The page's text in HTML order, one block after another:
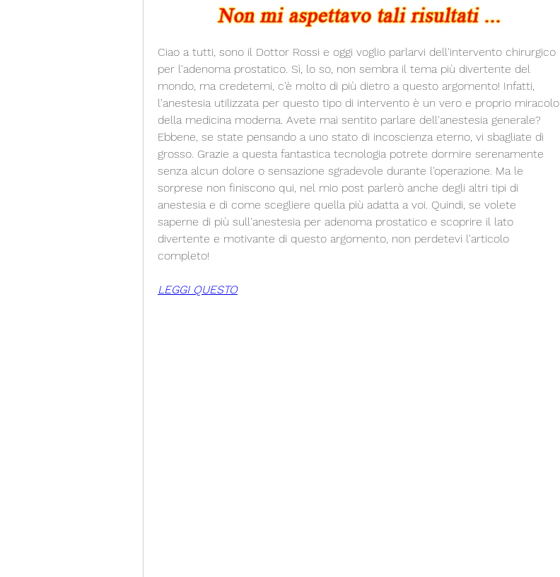
Ciao a tutti, sono il Dottor Rossi e oggi voglio parlarvi dell'intervento chirurgico
per l'adenoma prostatico. Sì, lo so, non sembra il tema più divertente del
mondo, ma credetemi, c'è molto di più dietro a questo argomento! Infatti,
l'anestesia utilizzata per questo tipo di intervento è un vero e proprio miracolo
della medicina moderna. Avete mai sentito parlare dell'anestesia generale?
Ebbene, se state pensando a uno stato di incoscienza eterno, vi sbagliate di
grosso. Grazie a questa fantastica tecnologia potrete dormire serenamente
senza alcun dolore o sensazione sgradevole durante l'operazione. Ma le
sorprese non finiscono qui, nel mio post parlerò anche degli altri tipi di
anestesia e di come scegliere quella più adatta a voi. Quindi, se volete
saperne di più sull'anestesia per adenoma prostatico e scoprire il lato
divertente e motivante di questo argomento, non perdetevi l'articolo
completo!
LEGGI QUESTO